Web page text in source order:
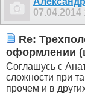
07.04.2014
Re:
оформлении
Соглашусь с
сложности при
прочем и в